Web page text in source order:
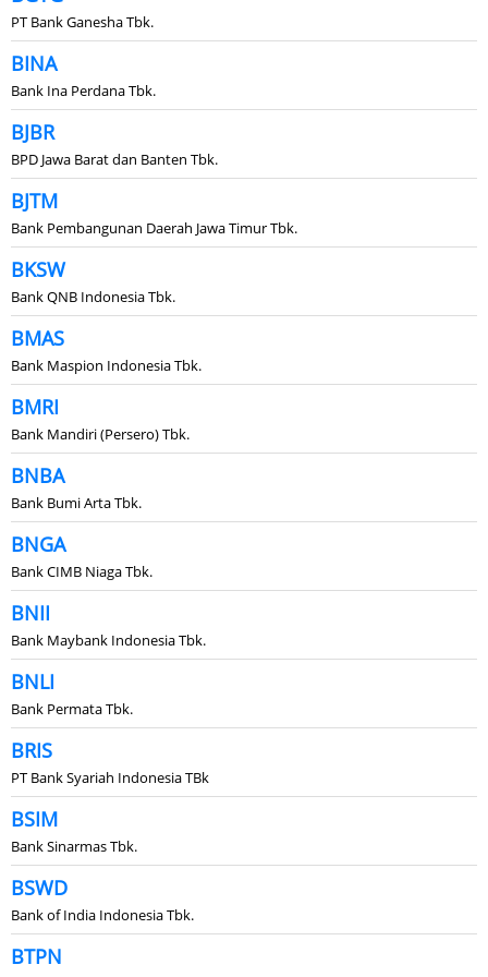
PT Bank Ganesha Tbk.
BINA
Bank Ina Perdana Tbk.
BJBR
BPD Jawa Barat dan Banten Tbk.
BJTM
Bank Pembangunan Daerah Jawa Timur Tbk.
BKSW
Bank QNB Indonesia Tbk.
BMAS
Bank Maspion Indonesia Tbk.
BMRI
Bank Mandiri (Persero) Tbk.
BNBA
Bank Bumi Arta Tbk.
BNGA
Bank CIMB Niaga Tbk.
BNII
Bank Maybank Indonesia Tbk.
BNLI
Bank Permata Tbk.
BRIS
PT Bank Syariah Indonesia TBk
BSIM
Bank Sinarmas Tbk.
BSWD
Bank of India Indonesia Tbk.
BTPN